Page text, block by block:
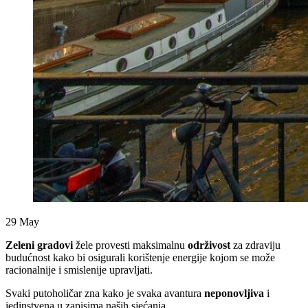
29 May
Zeleni gradovi žele provesti maksimalnu održivost za zdraviju
budućnost kako bi osigurali korištenje energije kojom se može
racionalnije i smislenije upravljati.
Svaki putoholičar zna kako je svaka avantura neponovljiva i